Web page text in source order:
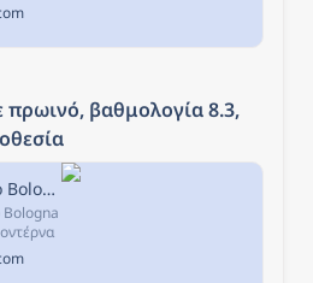
και
πρωινό, βαθμολογία 8.3,
Hotel Michelino Bologna Fiera, Μπολόνια, Ιταλία
Wi-Fi
200μ.